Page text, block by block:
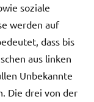
soziale
werden auf
dass bis
aus linken
Unbekannte
Die drei von der